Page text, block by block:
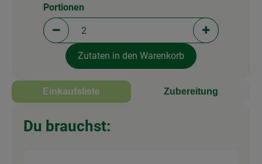
Portionen verringern (aktuell 2 Portionen
Portionen
Portionen
Zutaten in den Warenkorb
Einkaufsliste Zubereitung
Du brauchst: